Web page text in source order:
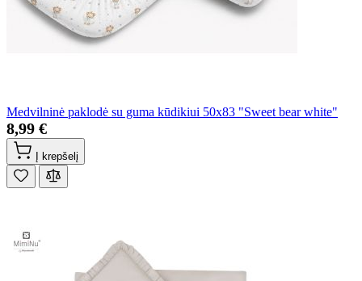
Medvilninė paklodė su guma kūdikiui 50x83 "Sweet bear white"
8,99 €
Į krepšelį